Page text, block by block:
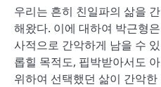
우리는 흔히 친일파의 삶을
해왔다. 이에 대하여 박근형
사적으로 간악하게 남을 수
롭힐 목적도, 핍박받아서도
위하여 선택했던 삶이 간악